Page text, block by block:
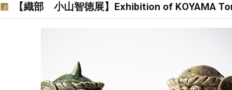
【織部 小山智徳展】Exhibition of KOYAMA